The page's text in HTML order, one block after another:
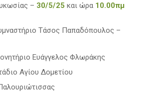
– 30/5/25 και ώρα 10.00πμ
Τάσος Παπαδόπουλος –
Ευάγγελος Φλωράκης
Αγίου Δομετίου